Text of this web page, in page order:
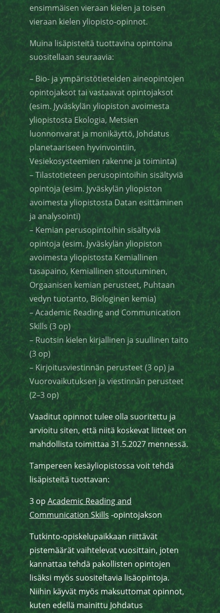
ensimmäisen vieraan kielen ja toisen
vieraan kielen yliopisto-opinnot.
Muina lisäpisteitä tuottavina opintoina
suositellaan seuraavia:
– Bio- ja ympäristötieteiden aineopintojen
opintojaksot tai vastaavat opintojaksot
(esim. Jyväskylän yliopiston avoimesta
yliopistosta Ekologia, Metsien
luonnonvarat ja monikäyttö, Johdatus
planetaariseen hyvinvointiin,
Vesiekosysteemien rakenne ja toiminta)
– Tilastotieteen perusopintoihin sisältyviä
opintoja (esim. Jyväskylän yliopiston
avoimesta yliopistosta Datan esittäminen
ja analysointi)
– Kemian perusopintoihin sisältyviä
opintoja (esim. Jyväskylän yliopiston
avoimesta yliopistosta Kemiallinen
tasapaino, Kemiallinen sitoutuminen,
Orgaanisen kemian perusteet, Puhtaan
vedyn tuotanto, Biologinen kemia)
– Academic Reading and Communication
Skills (3 op)
– Ruotsin kielen kirjallinen ja suullinen taito
(3 op)
– Kirjoitusviestinnän perusteet (3 op) ja
Vuorovaikutuksen ja viestinnän perusteet
(2–3 op)
Vaaditut opinnot tulee olla suoritettu ja
arvioitu siten, että niitä koskevat liitteet on
mahdollista toimittaa 31.5.2027 mennessä.
Tampereen kesäyliopistossa voit tehdä
lisäpisteitä tuottavan:
3 op Academic Reading and
Communication Skills -opintojakson
Tutkinto-opiskelupaikkaan riittävät
pistemäärät vaihtelevat vuosittain, joten
kannattaa tehdä pakollisten opintojen
lisäksi myös suositeltavia lisäopintoja.
Niihin käyvät myös maksuttomat opinnot,
kuten edellä mainittu Johdatus